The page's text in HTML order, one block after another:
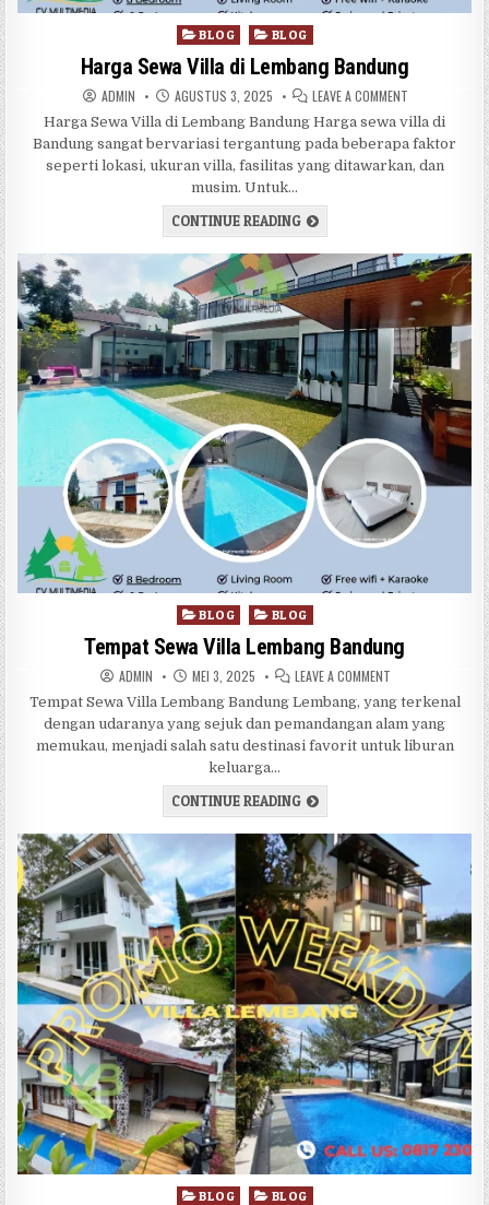
Posted in
BLOG BLOG
Harga Sewa Villa di Lembang Bandung
AUTHOR:
ADMIN PUBLISHED DATE:
AGUSTUS 3, 2025 LEAVE A COMMENTON HARGA
Harga Sewa Villa di Lembang Bandung Harga sewa villa di
Bandung sangat bervariasi tergantung pada beberapa faktor
seperti lokasi, ukuran villa, fasilitas yang ditawarkan, dan
musim. Untuk…
CONTINUE READINGHARGA SEWA VILLA DI
Posted in
BLOG BLOG
Tempat Sewa Villa Lembang Bandung
AUTHOR:
ADMIN PUBLISHED DATE:
MEI 3, 2025 LEAVE A COMMENTON TEMPAT SEWA
Tempat Sewa Villa Lembang Bandung Lembang, yang terkenal
dengan udaranya yang sejuk dan pemandangan alam yang
memukau, menjadi salah satu destinasi favorit untuk liburan
keluarga…
CONTINUE READINGTEMPAT SEWA VILLA
Posted in
BLOG BLOG